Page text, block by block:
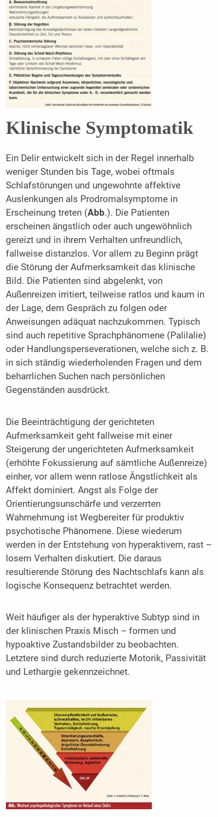
Klinische Symptomatik
Ein Delir entwickelt sich in der Regel innerhalb
weniger Stunden bis Tage, wobei oftmals
Schlafstörungen und ungewohnte affektive
Auslenkungen als Prodromalsymptome in
Erscheinung treten (Abb.). Die Patienten
erscheinen ängstlich oder auch ungewöhnlich
gereizt und in ihrem Verhalten unfreundlich,
fallweise distanzlos. Vor allem zu Beginn prägt
die Störung der Aufmerksamkeit das klinische
Bild. Die Patienten sind abgelenkt, von
Außenreizen irritiert, teilweise ratlos und kaum in
der Lage, dem Gespräch zu folgen oder
Anweisungen adäquat nachzukommen. Typisch
sind auch repetitive Sprachphänomene (Palilalie)
oder Handlungsperseverationen, welche sich z. B.
in sich ständig wiederholenden Fragen und dem
beharrlichen Suchen nach persönlichen
Gegenständen ausdrückt.
Die Beeinträchtigung der gerichteten
Aufmerksamkeit geht fallweise mit einer
Steigerung der ungerichteten Aufmerksamkeit
(erhöhte Fokussierung auf sämtliche Außenreize)
einher, vor allem wenn ratlose Ängstlichkeit als
Affekt dominiert. Angst als Folge der
Orientierungsunschärfe und verzerrten
Wahrnehmung ist Wegbereiter für produktiv
psychotische Phänomene. Diese wiederum
werden in der Entstehung von hyperaktivem, rast –
losem Verhalten diskutiert. Die daraus
resultierende Störung des Nachtschlafs kann als
logische Konsequenz betrachtet werden.
Weit häufiger als der hyperaktive Subtyp sind in
der klinischen Praxis Misch – formen und
hypoaktive Zustandsbilder zu beobachten.
Letztere sind durch reduzierte Motorik, Passivität
und Lethargie gekennzeichnet.